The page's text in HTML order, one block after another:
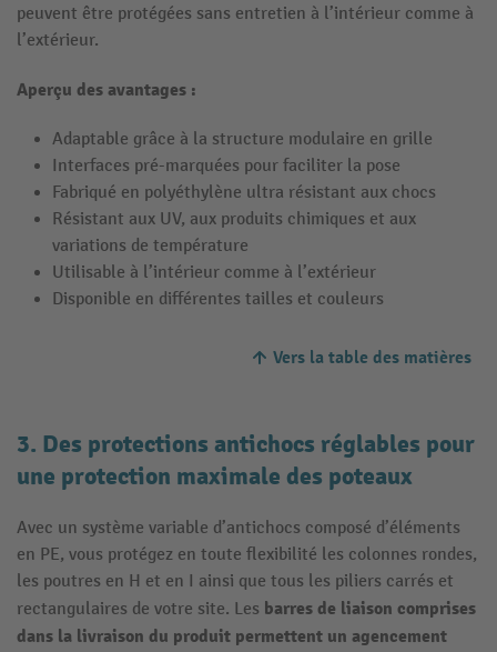
peuvent être protégées sans entretien à l’intérieur comme à
l’extérieur.
Aperçu des avantages :
Adaptable grâce à la structure modulaire en grille
Interfaces pré-marquées pour faciliter la pose
Fabriqué en polyéthylène ultra résistant aux chocs
Résistant aux UV, aux produits chimiques et aux
variations de température
Utilisable à l’intérieur comme à l’extérieur
Disponible en différentes tailles et couleurs
Vers la table des matières
3. Des protections antichocs réglables pour
une protection maximale des poteaux
Avec un système variable d’antichocs composé d’éléments
en PE, vous protégez en toute flexibilité les colonnes rondes,
les poutres en H et en I ainsi que tous les piliers carrés et
rectangulaires de votre site. Les barres de liaison comprises
dans la livraison du produit permettent un agencement